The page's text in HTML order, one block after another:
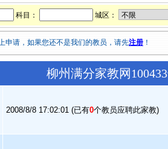
科目： 城区：
申请，如果您还不是我们的教员，请先注册 ！
柳州满分家教网
2008/8/8 17:02:01 (已有0个教员应聘此家教)